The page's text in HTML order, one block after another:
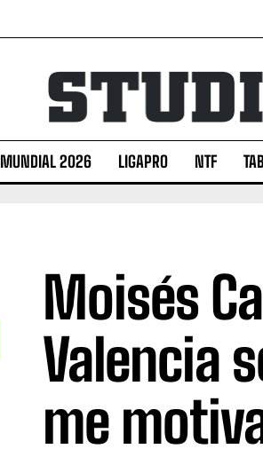
MUNDIAL 2026 LIGAPRO NTF
Moisés
Valencia
me